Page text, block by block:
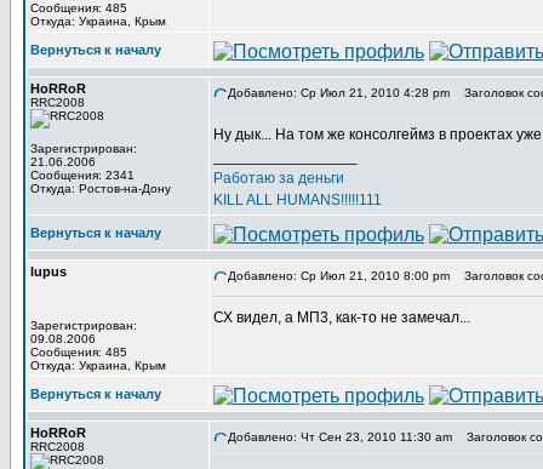
Сообщения: 485
Откуда: Украина, Крым
Вернуться к началу
HoRRoR
RRC2008
Зарегистрирован:
21.06.2006
Сообщения: 2341
Откуда: Ростов-на-Дону
Добавлено: Ср Июл 21, 2010 4:28 pm Заголовок
Ну дык... На том же консолгеймз в проектах
Работаю за деньги
KILL ALL HUMANS!!!!!111
Вернуться к началу
lupus
Зарегистрирован:
09.08.2006
Сообщения: 485
Откуда: Украина, Крым
Добавлено: Ср Июл 21, 2010 8:00 pm Заголовок
СХ видел, а МП3, как-то не замечал...
Вернуться к началу
HoRRoR
RRC2008
Добавлено: Чт Сен 23, 2010 11:30 am Заголовок